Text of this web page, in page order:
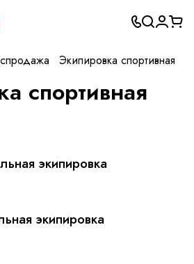
Экипировка спортивная
спортивная
экипировка
экипировка